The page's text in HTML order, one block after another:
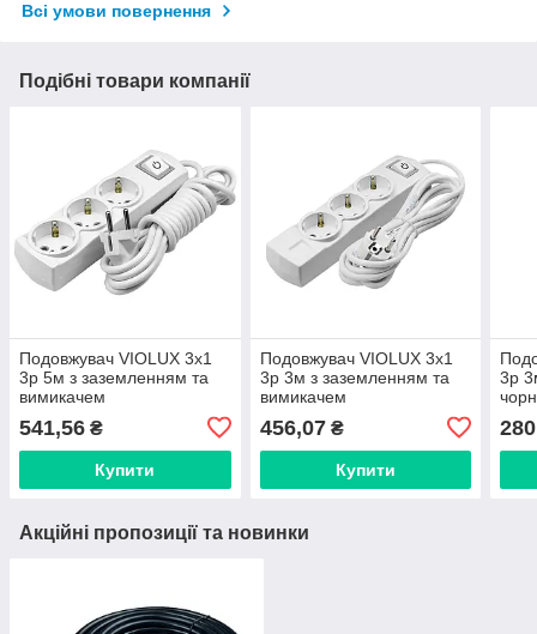
Всі умови повернення
Подібні товари компанії
Подовжувач VIOLUX 3х1
3p 5м з заземленням та
вимикачем
541,56 ₴
Купити
Подовжувач VIOLUX 3х1
3p 3м з заземленням та
вимикачем
456,07₴
Купити
3p
Акційні пропозиції та новинки